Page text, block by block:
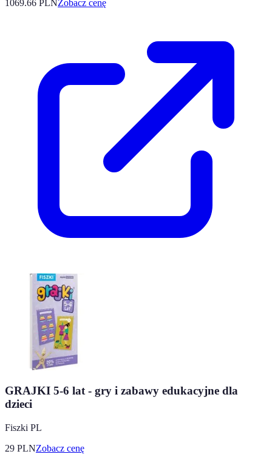
1069.66 PLNZobacz cenę
GRAJKI 5-6 lat - gry i zabawy edukacyjne dla
dzieci
Fiszki PL
29 PLNZobacz cenę